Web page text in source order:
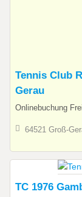
Tennis Club
Gerau
Onlinebuchung
64521 Groß-
TC 1976